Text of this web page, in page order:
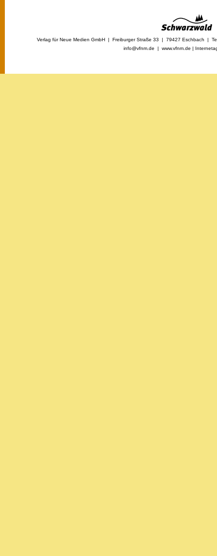
Verlag für Neue Medien GmbH | Freiburger Straße 33 | 79427 Eschbach |
info@vfnm.de | www.vfnm.de |